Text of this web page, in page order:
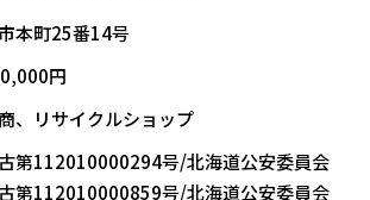
本町25番14号
円
、リサイクルショップ
第112010000294号/北海道公安委員会
第112010000859号/北海道公安委員会